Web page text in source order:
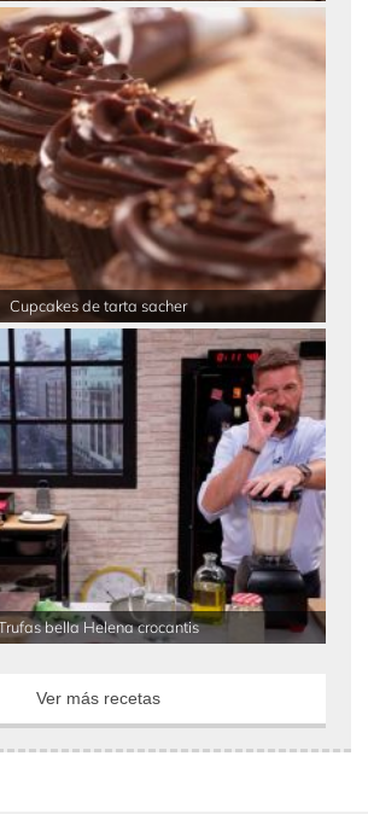
Cupcakes de tarta sacher
bella Helena crocantis
Ver más recetas